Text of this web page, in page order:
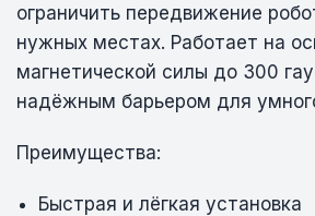
ограничить передвижение
нужных местах. Работает на
магнетической силы до 300
надёжным барьером для
Преимущества:
Быстрая и лёгкая установка